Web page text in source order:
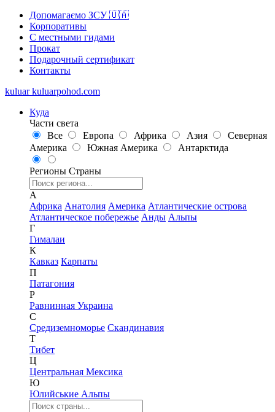
Допомагаємо ЗСУ 🇺🇦
Корпоративы
С местными гидами
Прокат
Подарочный сертификат
Контакты
kuluar kuluarpohod.com
Куда
Части света
Все
Европа Африка Азия
Северная
Америка
Южная Америка Антарктида
Регионы Страны
А
Африка Анатолия Америка Атлантические острова
Атлантическое побережье Анды Альпы
Г
Гималаи
К
Кавказ Карпаты
П
Патагония
Р
Равнинная Украина
С
Средиземноморье Скандинавия
Т
Тибет
Ц
Центральная Мексика
Ю
Юлийськие Альпы